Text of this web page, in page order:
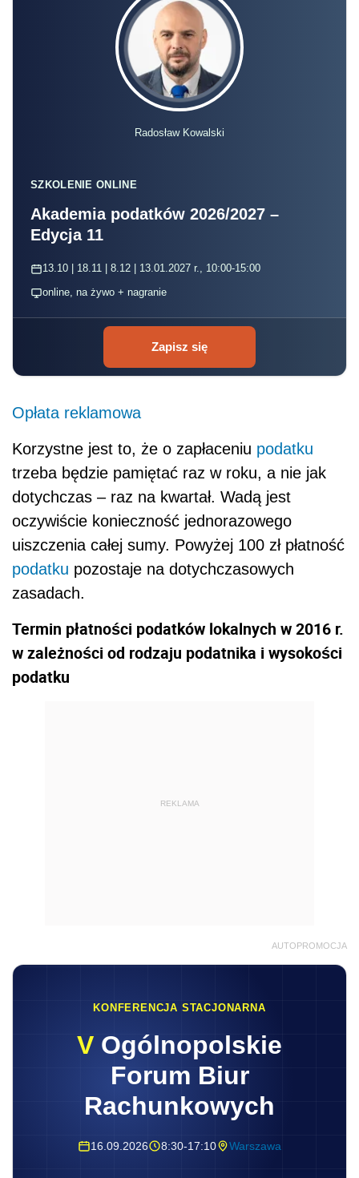
Radosław Kowalski
SZKOLENIE ONLINE
Akademia podatków 2026/2027 –
Edycja 11
13.10 | 18.11 | 8.12 | 13.01.2027 r., 10:00-15:00
online, na żywo + nagranie
Zapisz się
Opłata reklamowa
Korzystne jest to, że o zapłaceniu podatku
trzeba będzie pamiętać raz w roku, a nie jak
dotychczas – raz na kwartał. Wadą jest
oczywiście konieczność jednorazowego
uiszczenia całej sumy. Powyżej 100 zł płatność
podatku pozostaje na dotychczasowych
zasadach.
Termin płatności podatków lokalnych w 2016 r.
w zależności od rodzaju podatnika i wysokości
podatku
REKLAMA
AUTOPROMOCJA
KONFERENCJA STACJONARNA
V Ogólnopolskie
Forum Biur
Rachunkowych
16.09.2026 8:30-17:10 Warszawa